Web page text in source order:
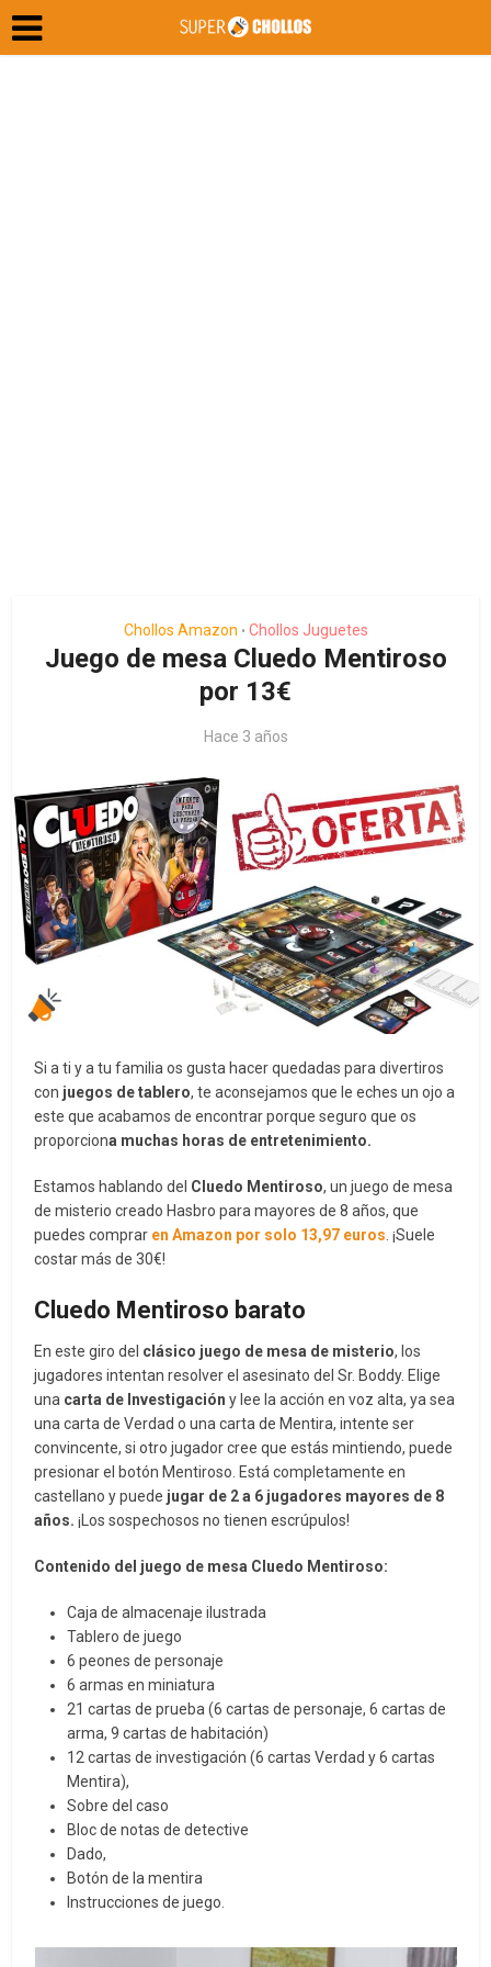
Chollos Amazon • Chollos Juguetes
Juego de mesa Cluedo Mentiroso
por 13€
Hace 3 años
Si a ti y a tu familia os gusta hacer quedadas para divertiros
con juegos de tablero, te aconsejamos que le eches un ojo a
este que acabamos de encontrar porque seguro que os
proporciona muchas horas de entretenimiento.
Estamos hablando del Cluedo Mentiroso, un juego de mesa
de misterio creado Hasbro para mayores de 8 años, que
puedes comprar en Amazon por solo 13,97 euros . ¡Suele
costar más de 30€!
Cluedo Mentiroso barato
En este giro del clásico juego de mesa de misterio, los
jugadores intentan resolver el asesinato del Sr. Boddy. Elige
una carta de Investigación y lee la acción en voz alta, ya sea
una carta de Verdad o una carta de Mentira, intente ser
convincente, si otro jugador cree que estás mintiendo, puede
presionar el botón Mentiroso. Está completamente en
castellano y puede jugar de 2 a 6 jugadores mayores de 8
años.¡Los sospechosos no tienen escrúpulos!
Contenido del juego de mesa Cluedo Mentiroso:
Caja de almacenaje ilustrada
Tablero de juego
6 peones de personaje
6 armas en miniatura
21 cartas de prueba (6 cartas de personaje, 6 cartas de
arma, 9 cartas de habitación)
12 cartas de investigación (6 cartas Verdad y 6 cartas
Mentira),
Sobre del caso
Bloc de notas de detective
Dado,
Botón de la mentira
Instrucciones de juego.